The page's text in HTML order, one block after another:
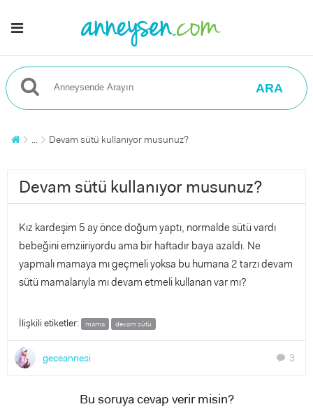
ARA
... Devam sütü kullanıyor musunuz?
Devam sütü kullanıyor musunuz?
Kız kardeşim 5 ay önce doğum yaptı, normalde sütü vardı
bebeğini emziiriyordu ama bir haftadır baya azaldı. Ne
yapmalı mamaya mı geçmeli yoksa bu humana 2 tarzı devam
sütü mamalarıyla mı devam etmeli kullanan var mı?
İlişkili etiketler: mama devam sütü
geceannesi chat 3
Bu soruya cevap verir misin?